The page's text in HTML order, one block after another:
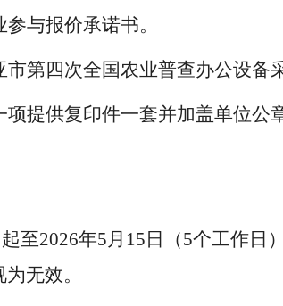
参与报价承诺书。
市第四次全国农业普查办公设备
项提供复印件一套并加盖单位
起至2026年5月 15 日（5个工作日
无效。